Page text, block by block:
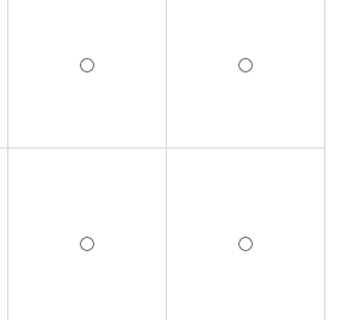
○ ○
○ ○